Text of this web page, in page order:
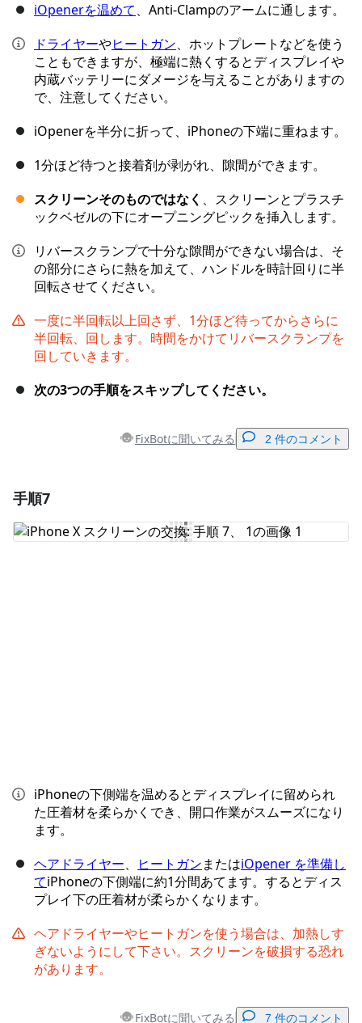
iOpenerを温めて、Anti-Clampのアームに通します。
ドライヤーやヒートガン、ホットプレートなどを使う
こともできますが、極端に熱くするとディスプレイや
内蔵バッテリーにダメージを与えることがありますの
で、注意してください。
iOpenerを半分に折って、iPhoneの下端に重ねます。
1分ほど待つと接着剤が剥がれ、隙間ができます。
スクリーンそのものではなく 、スクリーンとプラスチ
ックベゼルの下にオープニングピックを挿入します。
リバースクランプで十分な隙間ができない場合は、そ
の部分にさらに熱を加えて、ハンドルを時計回りに半
回転させてください。
一度に半回転以上回さず、1分ほど待ってからさらに
半回転、回します。時間をかけてリバースクランプを
回していきます。
次の3つの手順をスキップしてください。
FixBotに聞いてみる 2 件のコメント
コメントを追加
手順7
iPhoneの下側端を温めるとディスプレイに留められ
た圧着材を柔らかくでき、開口作業がスムーズになり
ます。
ヘアドライヤー、 ヒートガンまたはiOpener を準備し
てiPhoneの下側端に約1分間あてます。するとディス
プレイ下の圧着材が柔らかくなります。
ヘアドライヤーやヒートガンを使う場合は、加熱しす
ぎないようにして下さい。スクリーンを破損する恐れ
があります。
FixBotに聞いてみる 7 件のコメント